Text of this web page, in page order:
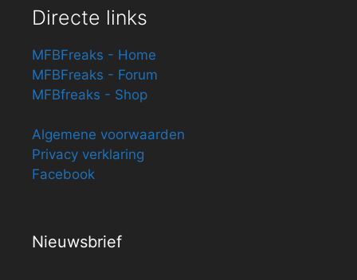
Directe links
MFBFreaks - Home
MFBFreaks - Forum
MFBfreaks - Shop
Algemene voorwaarden
Privacy verklaring
Facebook
Nieuwsbrief